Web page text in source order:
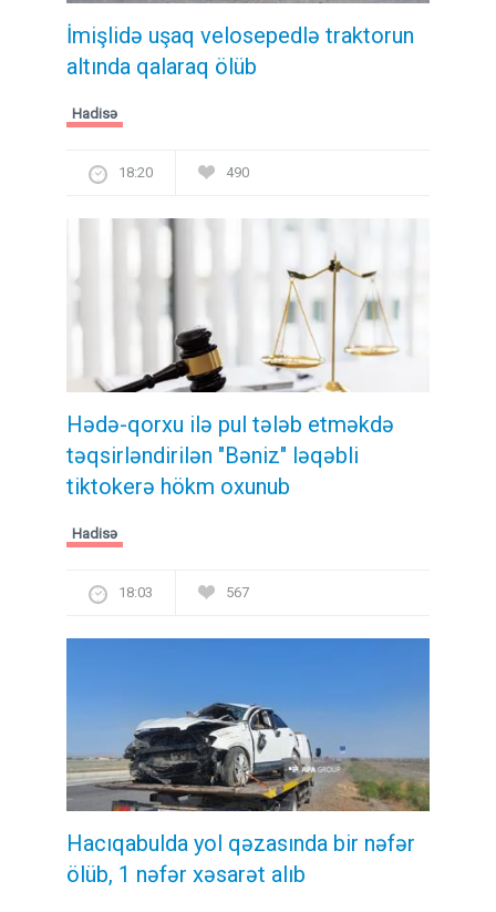
İmişlidə uşaq velosepedlə traktorun
altında qalaraq ölüb
Hadisə
18:20 490
Hədə-qorxu ilə pul tələb etməkdə
təqsirləndirilən "Bəniz" ləqəbli
tiktokerə hökm oxunub
Hadisə
18:03 567
Hacıqabulda yol qəzasında bir nəfər
ölüb, 1 nəfər xəsarət alıb